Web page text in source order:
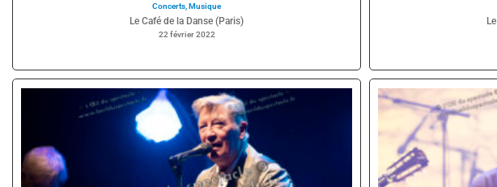
Concerts, Musique
Le Café de la Danse (Paris)
22 février 2022